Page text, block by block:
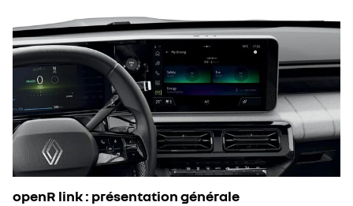
openR link : présentation générale